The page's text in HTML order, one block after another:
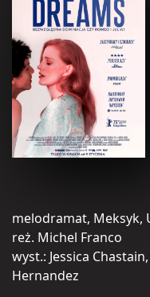
melodramat, Meksyk,
reż. Michel Franco
wyst.: Jessica
Hernandez